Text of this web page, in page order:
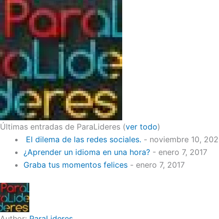
Últimas entradas de ParaLideres (ver todo)
El dilema de las redes sociales. - noviembre 10,
¿Aprender un idioma en una hora? - enero 7, 2017
Graba tus momentos felices - enero 7, 2017